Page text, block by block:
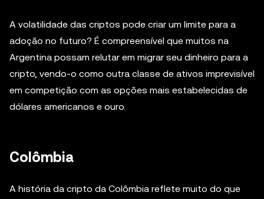
A volatilidade das criptos pode criar um limite para a
adoção no futuro? É compreensível que muitos na
Argentina possam relutar em migrar seu dinheiro para a
cripto, vendo-o como outra classe de ativos imprevisível
em competição com as opções mais estabelecidas de
dólares americanos e ouro.
Colômbia
A história da cripto da Colômbia reflete muito do que